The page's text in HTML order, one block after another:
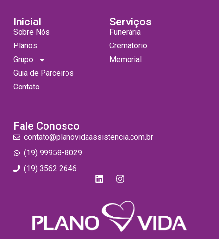
Inicial
Sobre Nós
Planos
Grupo
Guia de Parceiros
Contato
Serviços
Funerária
Crematório
Memorial
Fale Conosco
contato@planovidaassistencia.com.br
(19) 99958-8029
(19) 3562 2646